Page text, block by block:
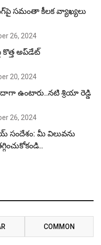
సమంతా కీలక వ్యాఖ్యలు
26, 2024
కొత్త అప్‌డేట్
20, 2024
ఉంటారు..నటి శ్రియా రెడ్డి
26, 2024
సందేశం: మీ విలువను
COMMON